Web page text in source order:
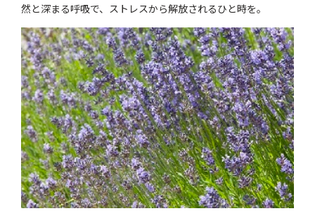
然と深まる呼吸で、ストレスから解放されるひと時を。